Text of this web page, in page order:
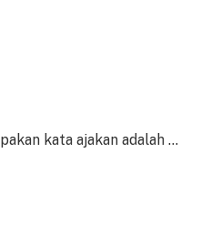
kata ajakan adalah …